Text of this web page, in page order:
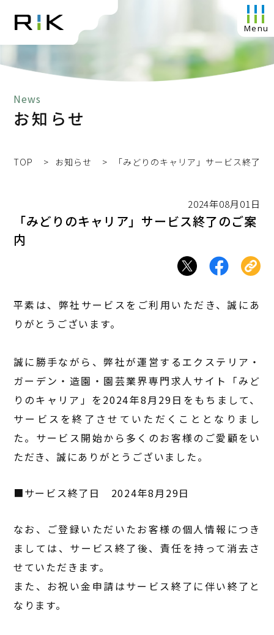
News
お知らせ
TOP お知らせ 「みどりのキャリア」サービス終了の
2024年08月01日
「みどりのキャリア」サービス終了のご案
内
平素は、弊社サービスをご利用いただき、誠にあ
りがとうございます。
誠に勝手ながら、弊社が運営するエクステリア・
ガーデン・造園・園芸業界専門求人サイト「みど
りのキャリア」を2024年8月29日をもちまして、
サービスを終了させていただくこととなりまし
た。サービス開始から多くのお客様のご愛顧をい
ただき、誠にありがとうございました。
■サービス終了日 2024年8月29日
なお、ご登録いただいたお客様の個人情報につき
ましては、サービス終了後、責任を持って消去さ
せていただきます。
また、お祝い金申請はサービス終了に伴い終了と
なります。